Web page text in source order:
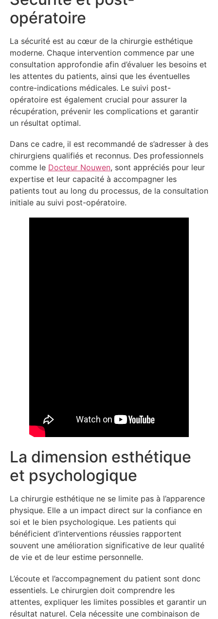
opératoire
La sécurité est au cœur de la chirurgie esthétique
moderne. Chaque intervention commence par une
consultation approfondie afin d’évaluer les besoins et
les attentes du patients, ainsi que les éventuelles
contre-indications médicales. Le suivi post-
opératoire est également crucial pour assurer la
récupération, prévenir les complications et garantir
un résultat optimal.
Dans ce cadre, il est recommandé de s’adresser à des
chirurgiens qualifiés et reconnus. Des professionnels
comme le Docteur Nouwen, sont appréciés pour leur
expertise et leur capacité à accompagner les
patients tout au long du processus, de la consultation
initiale au suivi post-opératoire.
La dimension esthétique
et psychologique
La chirurgie esthétique ne se limite pas à l’apparence
physique. Elle a un impact direct sur la confiance en
soi et le bien psychologique. Les patients qui
bénéficient d’interventions réussies rapportent
souvent une amélioration significative de leur qualité
de vie et de leur estime personnelle.
L’écoute et l’accompagnement du patient sont donc
essentiels. Le chirurgien doit comprendre les
attentes, expliquer les limites possibles et garantir un
résultat naturel. Cela nécessite une combinaison de